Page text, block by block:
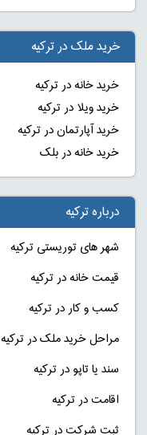
خرید ملک در ترکیه
خرید خانه در ترکیه
خرید ویلا در ترکیه
خرید آپارتمان در ترکیه
خرید خانه در بلک
درباره ترکیه
شهر های توریستی ترکیه
قیمت خانه در ترکیه
کسب و کار در ترکیه
مراحل خرید ملک در ترکیه
سند یا تاپو در ترکیه
اقامت در ترکیه